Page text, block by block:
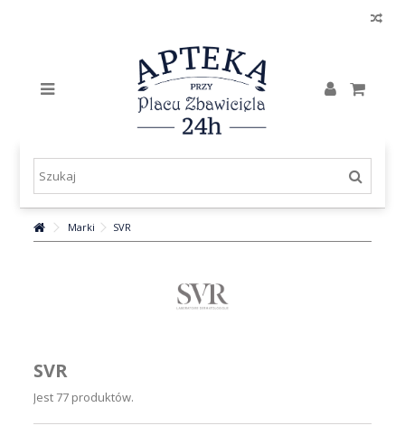
Marki SVR
SVR
Jest 77 produktów.